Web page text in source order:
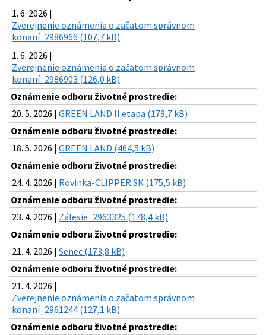
1. 6. 2026 |
Zverejnenie oznámenia o začatom správnom
konaní_2986966 (107,7 kB)
1. 6. 2026 |
Zverejnenie oznámenia o začatom správnom
konaní_2986903 (126,0 kB)
Oznámenie odboru životné prostredie:
20. 5. 2026 | GREEN LAND II etapa (178,7 kB)
Oznámenie odboru životné prostredie:
18. 5. 2026 | GREEN LAND (464,5 kB)
Oznámenie odboru životné prostredie:
24. 4. 2026 | Rovinka-CLIPPER SK (175,5 kB)
Oznámenie odboru životné prostredie:
23. 4. 2026 | Zálesie_2963325 (178,4 kB)
Oznámenie odboru životné prostredie:
21. 4. 2026 | Senec (173,8 kB)
Oznámenie odboru životné prostredie:
21. 4. 2026 |
Zverejnenie oznámenia o začatom správnom
konaní_2961244 (127,1 kB)
Oznámenie odboru životné prostredie: